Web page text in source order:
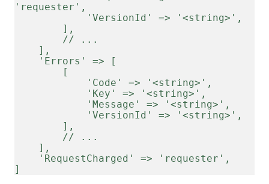
'requester',
            'VersionId' => '<string>',
        ],
        // ...
    ],
    'Errors' => [
        [
            'Code' => '<string>',
            'Key' => '<string>',
            'Message' => '<string>',
            'VersionId' => '<string>',
        ],
        // ...
    ],
    'RequestCharged' => 'requester',
]